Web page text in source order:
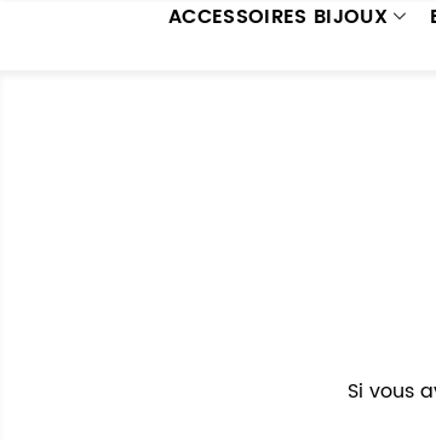
ACCESSOIRES BIJOUX
Si vous